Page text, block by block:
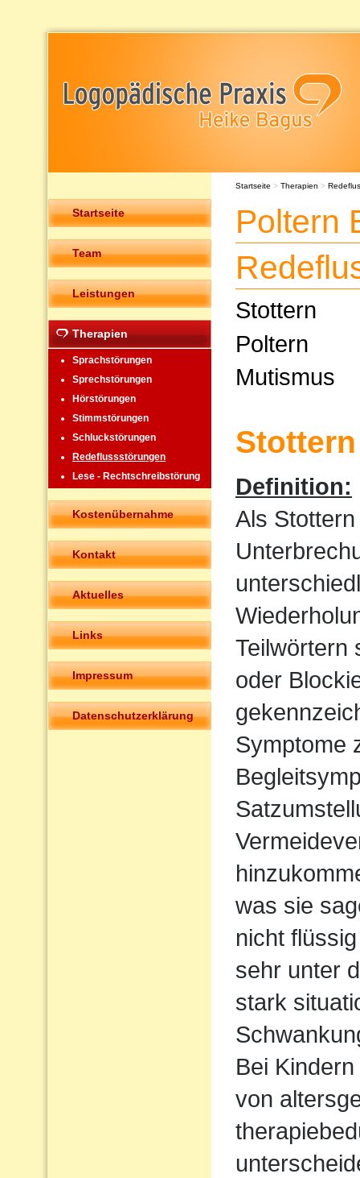
Startseite
Team
Leistungen
Therapien
Sprachstörungen
Sprechstörungen
Hörstörungen
Stimmstörungen
Schluckstörungen
Redeflussstörungen
Lese - Rechtschreibstörung
Kostenübernahme
Kontakt
Aktuelles
Links
Impressum
Datenschutzerklärung
Startseite > Therapien >
Poltern
Stottern
Poltern
Mutismus
Stottern
Definition:
Als
Teilwörtern
oder
Symptome
was sie
nicht
sehr unter
stark
Bei
von